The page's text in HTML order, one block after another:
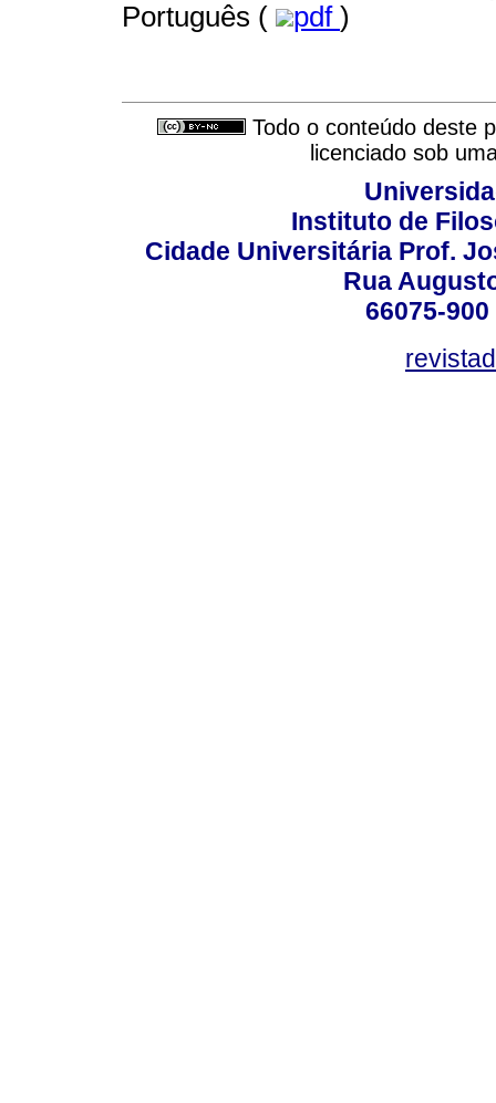
Português (
pdf )
Todo o conteúdo deste
licenciado sob
Instituto de
Cidade Universitária Prof.
Rua
66075-